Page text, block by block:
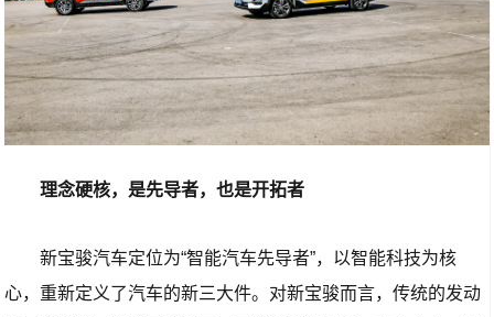
理念硬核，是先导者，也是开拓者
新宝骏汽车定位为“智能汽车先导者”，以智能科技为核
心，重新定义了汽车的新三大件。对新宝骏而言，传统的发动